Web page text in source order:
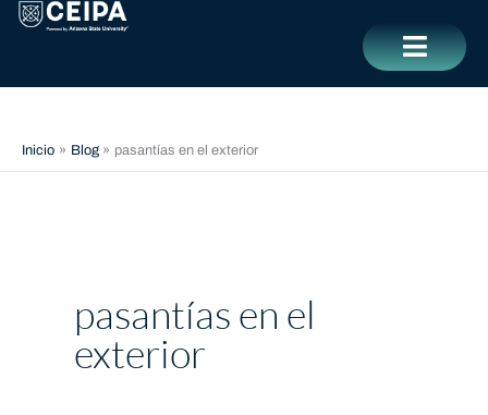
contenido
Inicio Blog pasantías en el exterior
pasantías en el
exterior